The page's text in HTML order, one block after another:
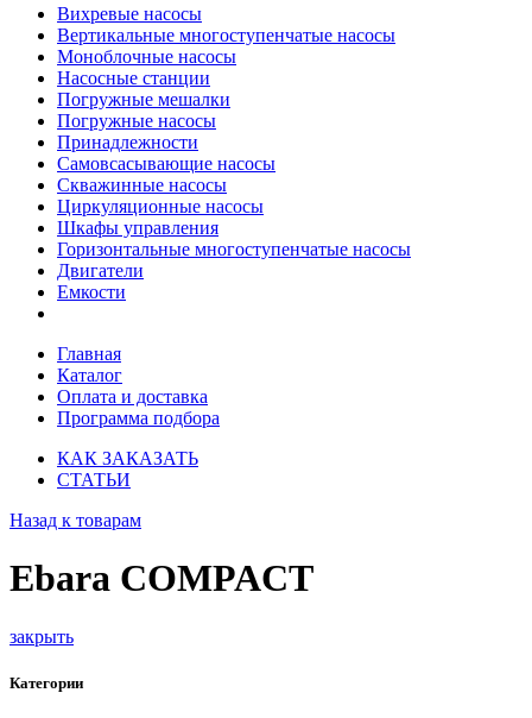
Вихревые насосы
Вертикальные многоступенчатые насосы
Моноблочные насосы
Насосные станции
Погружные мешалки
Погружные насосы
Принадлежности
Самовсасывающие насосы
Скважинные насосы
Циркуляционные насосы
Шкафы управления
Горизонтальные многоступенчатые насосы
Двигатели
Емкости
Главная
Каталог
Оплата и доставка
Программа подбора
КАК ЗАКАЗАТЬ
СТАТЬИ
Назад к товарам
Ebara COMPACT
закрыть
Категории